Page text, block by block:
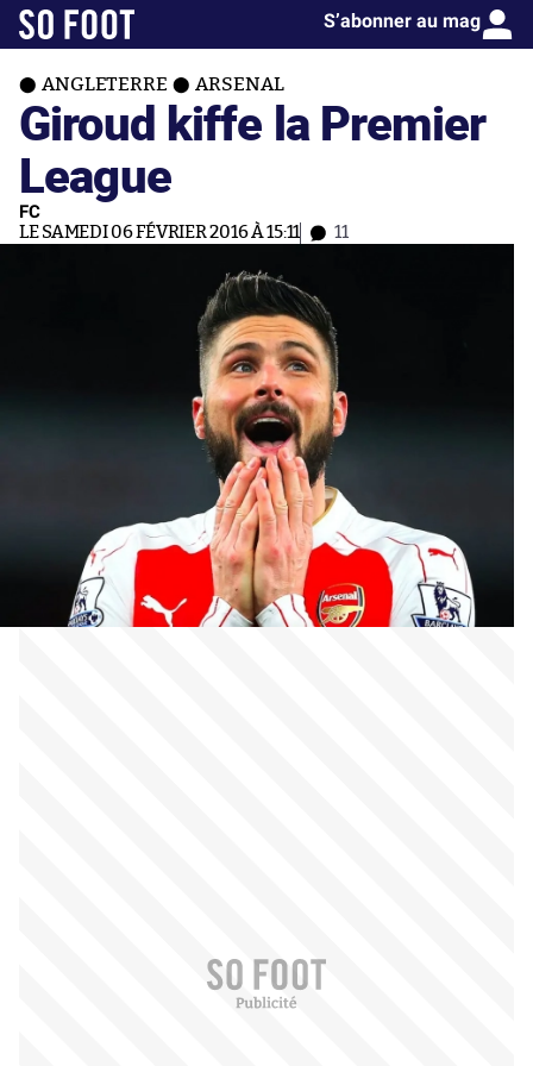
S’abonner au mag
ANGLETERRE ARSENAL
Giroud kiffe la Premier
League
FC
LE SAMEDI 06 FÉVRIER 2016 À 15:11 11